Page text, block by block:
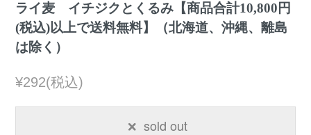
ライ麦 イチジクとくるみ【商品合計10,800円
(税込)以上で送料無料】（北海道、沖縄、離島
は除く）
¥292(税込)
sold out